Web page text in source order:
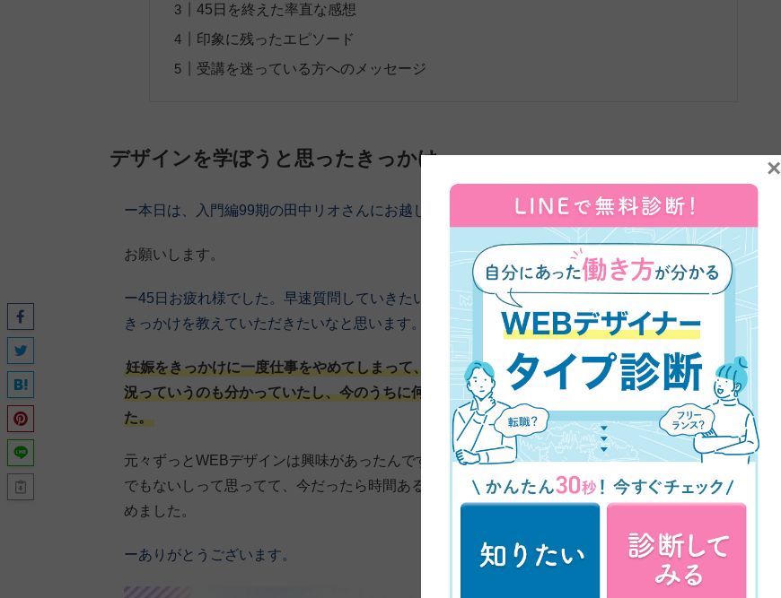
45日を終えた率直な感想
印象に残ったエピソード
受講を迷っている方へのメッセージ
デザインを学ぼうと思ったきっかけ
ー本日は、入門編99期の田中リオさんにお越しいただきました。よろしくお願いします。
お願いします。
ー45日お疲れ様でした。早速質問していきたいと思うんですけど、まずデザインを学ぼうと思った
きっかけを教えていただきたいなと思います。
妊娠をきっかけに一度仕事をやめてしまって、産まれてからもなかなかすぐには働きに行けない状
況っていうのも分かっていたし、今のうちに何かできることをしたいなっていう風に思ってまし
た。
元々ずっとWEBデザインは興味があったんですけど、独学でやろうとしてもそんなすぐできること
でもないしって思ってて、今だったら時間あるなっていうのがきっかけで、このスクールに通い始
めました。
ーありがとうございます。
×